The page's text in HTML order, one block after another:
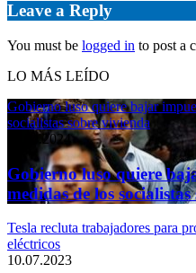
Leave a Reply
You must be logged in to post a
LO MÁS LEÍDO
Gobierno luso quiere bajar
socialistas sobre vivienda
11.04.2024
Gobierno luso quiere
medidas de los
Tesla recluta trabajadores para
eléctricos
10.07.2023